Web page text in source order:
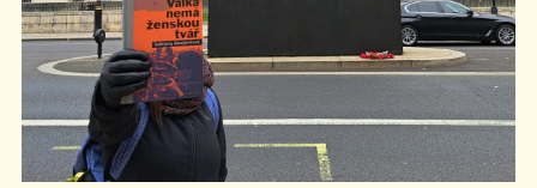
Japonsko (1)
Jihoafrická republika (1)
Mauritánie (1)
Středoafrická republika (1)
Tanzanie (1)
Trinidad a Tobago (1)
Velká Británie (2)